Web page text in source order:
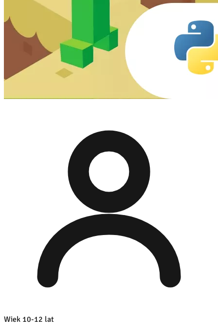
Wiek 10-12 lat